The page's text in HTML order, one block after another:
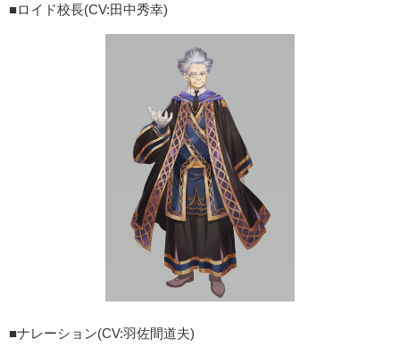
■ロイド校長(CV:田中秀幸)
■ナレーション(CV:羽佐間道夫)